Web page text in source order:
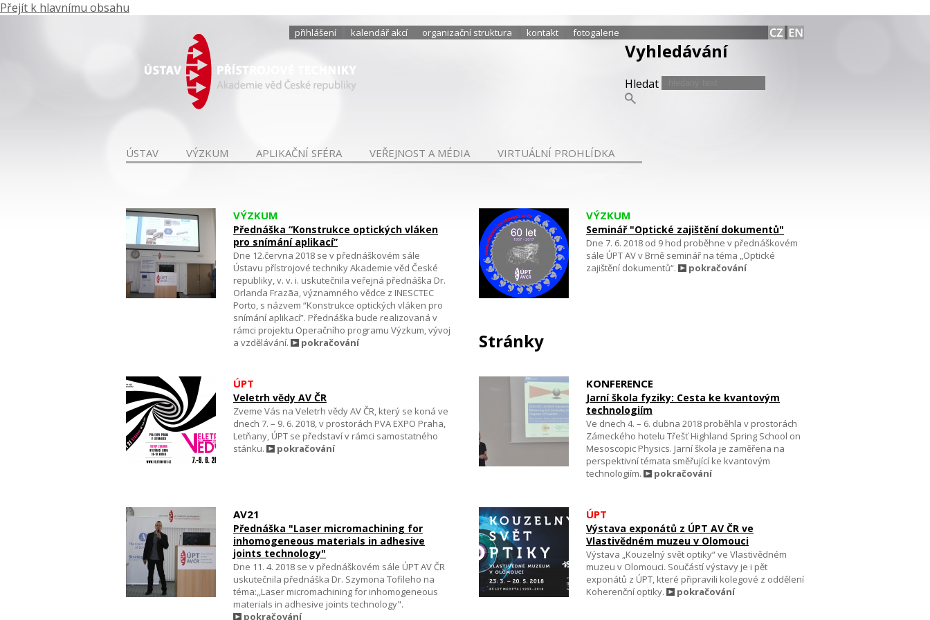
Přejít k hlavnímu obsahu
přihlášení kalendář akcí organizační struktura kontakt fotogalerie
Vyhledávání
Hledat
ÚSTAV VÝZKUM APLIKAČNÍ SFÉRA VEŘEJNOST A MÉDIA VIRTUÁLNÍ PROHLÍDKA
VÝZKUM
Přednáška “Konstrukce optických vláken
pro snímání aplikací”
Dne 12.června 2018 se v přednáškovém sále
Ústavu přístrojové techniky Akademie věd České
republiky, v. v. i. uskutečnila veřejná přednáška Dr.
Orlanda Frazãa, významného vědce z INESCTEC
Porto, s názvem “Konstrukce optických vláken pro
snímání aplikací”. Přednáška bude realizovaná v
rámci projektu Operačního programu Výzkum, vývoj
a vzdělávání.
pokračování
VÝZKUM
Seminář "Optické zajištění dokumentů"
Dne 7. 6. 2018 od 9 hod proběhne v přednáškovém
sále ÚPT AV v Brně seminář na téma „Optické
zajištění dokumentů“.
pokračování
ÚPT
Veletrh vědy AV ČR
Zveme Vás na Veletrh vědy AV ČR, který se koná ve
dnech 7. – 9. 6. 2018, v prostorách PVA EXPO Praha,
Letňany, ÚPT se představí v rámci samostatného
stánku.
pokračování
KONFERENCE
Jarní škola fyziky: Cesta ke kvantovým
technologiím
Ve dnech 4. – 6. dubna 2018 proběhla v prostorách
Zámeckého hotelu Třešť Highland Spring School on
Mesoscopic Physics. Jarní škola je zaměřena na
perspektivní témata směřující ke kvantovým
technologiím.
pokračování
AV21
Přednáška "Laser micromachining for
inhomogeneous materials in adhesive
joints technology"
Dne 11. 4. 2018 se v přednáškovém sále ÚPT AV ČR
uskutečnila přednáška Dr. Szymona Tofileho na
téma:,,Laser micromachining for inhomogeneous
materials in adhesive joints technology".
pokračování
ÚPT
Výstava exponátů z ÚPT AV ČR ve
Vlastivědném muzeu v Olomouci
Výstava „Kouzelný svět optiky“ ve Vlastivědném
muzeu v Olomouci. Součástí výstavy je i pět
exponátů z ÚPT, které připravili kolegové z oddělení
Koherenční optiky.
pokračování
Stránky